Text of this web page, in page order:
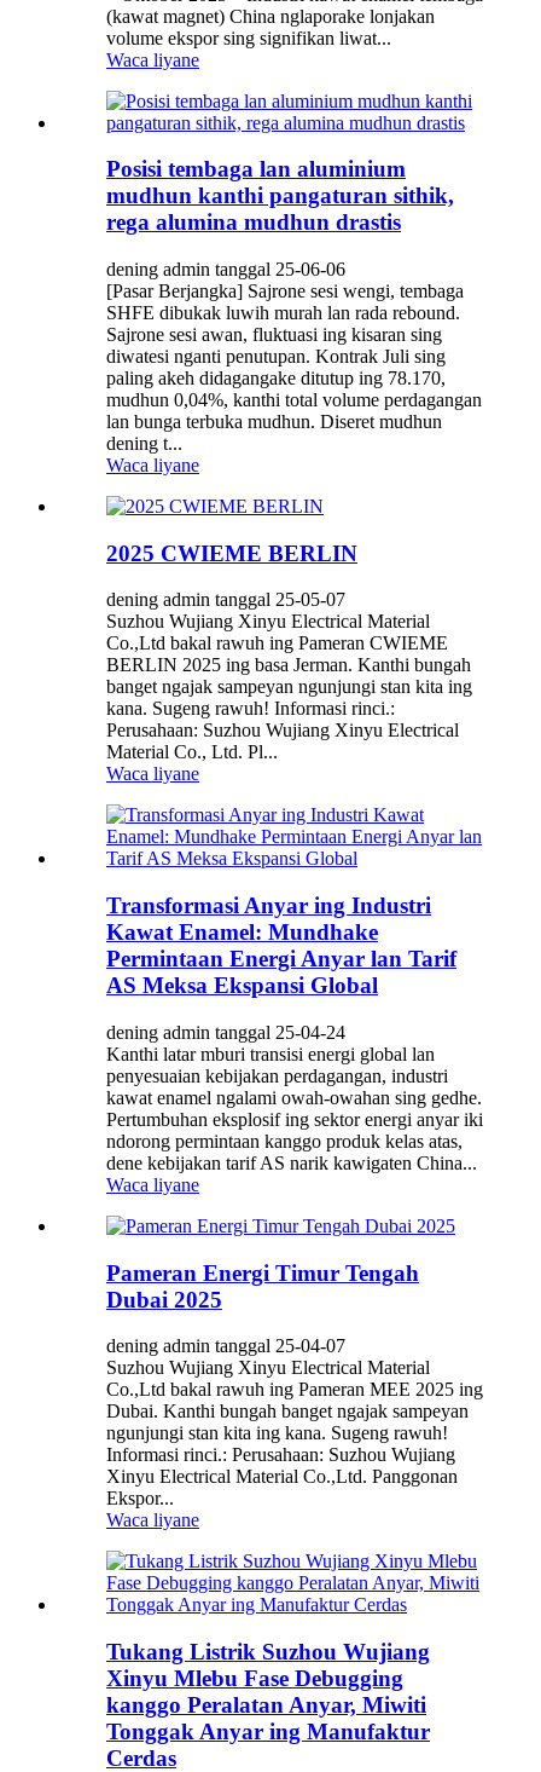
(kawat magnet) China nglaporake lonjakan
volume ekspor sing signifikan liwat...
Waca liyane
Posisi tembaga lan aluminium
mudhun kanthi pangaturan sithik,
rega alumina mudhun drastis
dening admin tanggal 25-06-06
[Pasar Berjangka] Sajrone sesi wengi, tembaga
SHFE dibukak luwih murah lan rada rebound.
Sajrone sesi awan, fluktuasi ing kisaran sing
diwatesi nganti penutupan. Kontrak Juli sing
paling akeh didagangake ditutup ing 78.170,
mudhun 0,04%, kanthi total volume perdagangan
lan bunga terbuka mudhun. Diseret mudhun
dening t...
Waca liyane
2025 CWIEME BERLIN
dening admin tanggal 25-05-07
Suzhou Wujiang Xinyu Electrical Material
Co.,Ltd bakal rawuh ing Pameran CWIEME
BERLIN 2025 ing basa Jerman. Kanthi bungah
banget ngajak sampeyan ngunjungi stan kita ing
kana. Sugeng rawuh! Informasi rinci.:
Perusahaan: Suzhou Wujiang Xinyu Electrical
Material Co., Ltd. Pl...
Waca liyane
Transformasi Anyar ing Industri
Kawat Enamel: Mundhake
Permintaan Energi Anyar lan Tarif
AS Meksa Ekspansi Global
dening admin tanggal 25-04-24
Kanthi latar mburi transisi energi global lan
penyesuaian kebijakan perdagangan, industri
kawat enamel ngalami owah-owahan sing gedhe.
Pertumbuhan eksplosif ing sektor energi anyar iki
ndorong permintaan kanggo produk kelas atas,
dene kebijakan tarif AS narik kawigaten China...
Waca liyane
Pameran Energi Timur Tengah
Dubai 2025
dening admin tanggal 25-04-07
Suzhou Wujiang Xinyu Electrical Material
Co.,Ltd bakal rawuh ing Pameran MEE 2025 ing
Dubai. Kanthi bungah banget ngajak sampeyan
ngunjungi stan kita ing kana. Sugeng rawuh!
Informasi rinci.: Perusahaan: Suzhou Wujiang
Xinyu Electrical Material Co.,Ltd. Panggonan
Ekspor...
Waca liyane
Tukang Listrik Suzhou Wujiang
Xinyu Mlebu Fase Debugging
kanggo Peralatan Anyar, Miwiti
Tonggak Anyar ing Manufaktur
Cerdas